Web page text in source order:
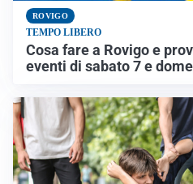
ROVIGO
TEMPO LIBERO
Cosa fare a Rovigo e
eventi di sabato 7 e